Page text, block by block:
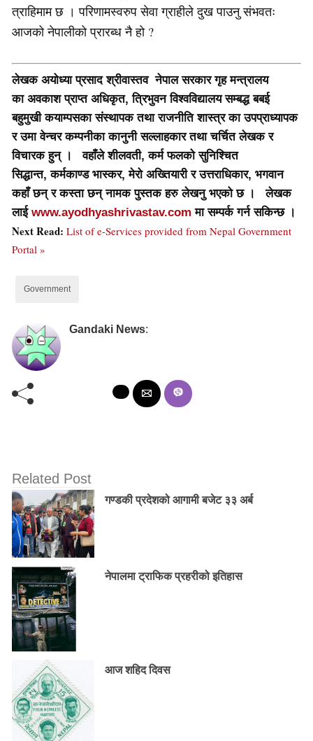
त्राहिमाम छ । परिणामस्वरुप सेवा ग्राहीले दुख पाउनु संभवतः
आजको नेपालीको प्रारब्ध नै हो ?
लेखक अयोध्या प्रसाद श्रीवास्तव नेपाल सरकार गृह मन्त्रालय
का अवकाश प्राप्त अधिकृत, त्रिभुवन विश्वविद्यालय सम्बद्ध बबई
बहुमुखी कयाम्पसका संस्थापक तथा राजनीति शास्त्र का उपप्राध्यापक
र उमा वेन्चर कम्पनीका कानुनी सल्लाहकार तथा चर्चित लेखक र
विचारक हुन् । वहाँले शीलवती, कर्म फलको सुनिश्चित
सिद्धान्त, कर्मकाण्ड भास्कर, मेरो अख्तियारी र उत्तराधिकार, भगवान
कहाँ छन् र कस्ता छन् नामक पुस्तक हरु लेखनु भएको छ । लेखक
लाई www.ayodhyashrivastav.com मा सम्पर्क गर्न सकिन्छ ।
Next Read: List of e-Services provided from Nepal Government
Portal »
Government
Gandaki News:
Related Post
गण्डकी प्रदेशको आगामी बजेट ३३ अर्ब
नेपालमा ट्राफिक प्रहरीको इतिहास
आज शहिद दिवस